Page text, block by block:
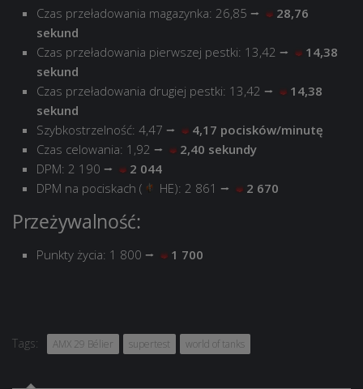
Czas przeładowania magazynka: 26,85 ⭢
28,76
sekund
Czas przeładowania pierwszej pestki: 13,42 ⭢
14,38
sekund
Czas przeładowania drugiej pestki: 13,42 ⭢
14,38
sekund
Szybkostrzelność: 4,47 ⭢
4,17 pocisków/minutę
Czas celowania: 1,92 ⭢
2,40 sekundy
DPM: 2 190 ⭢
2 044
DPM na pociskach (
HE): 2 861 ⭢ 2 670
Przeżywalność:
Punkty życia: 1 800 ⭢ 1 700
Tags: AMX 29 Bélier supertest world of tanks